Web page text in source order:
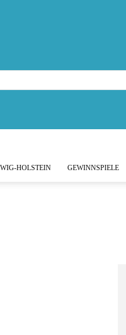
HOLSTEIN GEWINNSPIELE